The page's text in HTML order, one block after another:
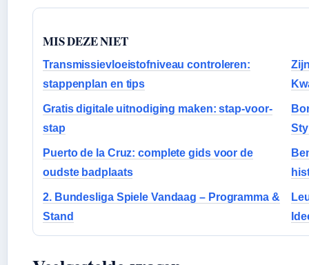
MIS DEZE NIET
Transmissievloeistofniveau controleren:
stappenplan en tips
Gratis digitale uitnodiging maken: stap-voor-
stap
Puerto de la Cruz: complete gids voor de
oudste badplaats
2. Bundesliga Spiele Vandaag – Programma &
Stand